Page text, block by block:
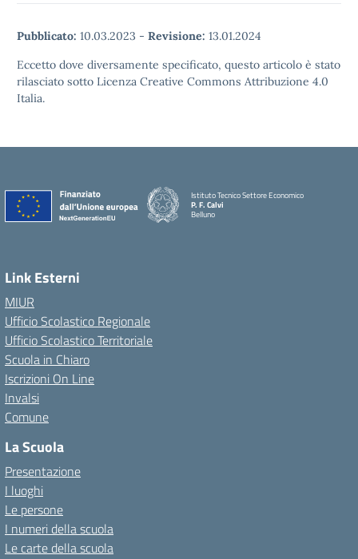
Pubblicato: 10.03.2023 - Revisione: 13.01.2024
Eccetto dove diversamente specificato, questo articolo è stato
rilasciato sotto Licenza Creative Commons Attribuzione 4.0
Italia.
Istituto Tecnico Settore Economico
P. F. Calvi
Belluno
Link Esterni
MIUR
Ufficio Scolastico Regionale
Ufficio Scolastico Territoriale
Scuola in Chiaro
Iscrizioni On Line
Invalsi
Comune
La Scuola
Presentazione
I luoghi
Le persone
I numeri della scuola
Le carte della scuola